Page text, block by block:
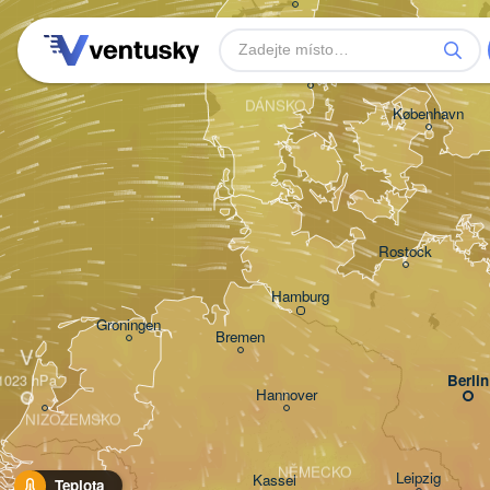
Teplota
DÁNSKO
Hamburg
Bremen
Hannover
Kassel
Groningen
NĚMECKO
NIZOZEMSKO
Berlin
København
Leipzig
Rostock
V